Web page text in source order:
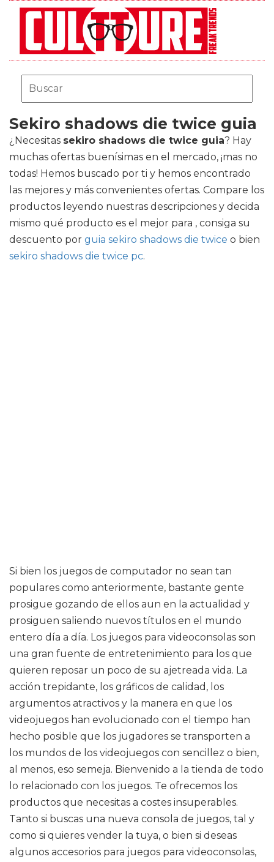
Sekiro shadows die twice guia
¿Necesitas sekiro shadows die twice guia? Hay
muchas ofertas buenísimas en el mercado, ¡mas no
todas! Hemos buscado por ti y hemos encontrado
las mejores y más convenientes ofertas. Compare los
productos leyendo nuestras descripciones y decida
mismo qué producto es el mejor para , consiga su
descuento por guia sekiro shadows die twice o bien
sekiro shadows die twice pc.
Si bien los juegos de computador no sean tan
populares como anteriormente, bastante gente
prosigue gozando de ellos aun en la actualidad y
prosiguen saliendo nuevos títulos en el mundo
entero día a día. Los juegos para videoconsolas son
una gran fuente de entretenimiento para los que
quieren reposar un poco de su ajetreada vida. La
acción trepidante, los gráficos de calidad, los
argumentos atractivos y la manera en que los
videojuegos han evolucionado con el tiempo han
hecho posible que los jugadores se transporten a
los mundos de los videojuegos con sencillez o bien,
al menos, eso semeja. Bienvenido a la tienda de todo
lo relacionado con los juegos. Te ofrecemos los
productos que necesitas a costes insuperables.
Tanto si buscas una nueva consola de juegos, tal y
como si quieres vender la tuya, o bien si deseas
algunos accesorios para juegos para videoconsolas,